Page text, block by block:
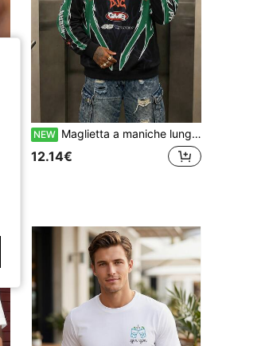
15
NEW Maglietta a maniche lunghe da uomo con girocollo, stampa di lettere, fiamme e spine, stile casual americano street, motocross, off-road, racing, autunno/inverno, adatta per casa, lavoro, esterno, città, street, casual, giovani, minimalista, campus, vintage, versatile, texture, elegante, personalizzata, sportiva
12.14€